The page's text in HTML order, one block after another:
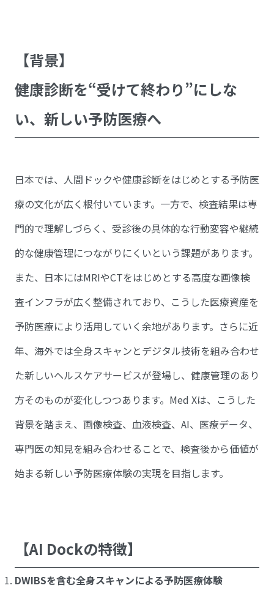
【背景】
健康診断を“受けて終わり”にしな
い、新しい予防医療へ
日本では、人間ドックや健康診断をはじめとする予防医
療の文化が広く根付いています。一方で、検査結果は専
門的で理解しづらく、受診後の具体的な行動変容や継続
的な健康管理につながりにくいという課題があります。
また、日本にはMRIやCTをはじめとする高度な画像検
査インフラが広く整備されており、こうした医療資産を
予防医療により活用していく余地があります。さらに近
年、海外では全身スキャンとデジタル技術を組み合わせ
た新しいヘルスケアサービスが登場し、健康管理のあり
方そのものが変化しつつあります。Med Xは、こうした
背景を踏まえ、画像検査、血液検査、AI、医療データ、
専門医の知見を組み合わせることで、検査後から価値が
始まる新しい予防医療体験の実現を目指します。
【AI Dockの特徴】
DWIBSを含む全身スキャンによる予防医療体験